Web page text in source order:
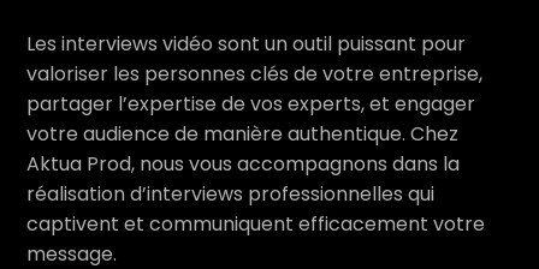
Les interviews vidéo sont un outil puissant pour
valoriser les personnes clés de votre entreprise,
partager l’expertise de vos experts, et engager
votre audience de manière authentique. Chez
Aktua Prod, nous vous accompagnons dans la
réalisation d’interviews professionnelles qui
captivent et communiquent efficacement votre
message.